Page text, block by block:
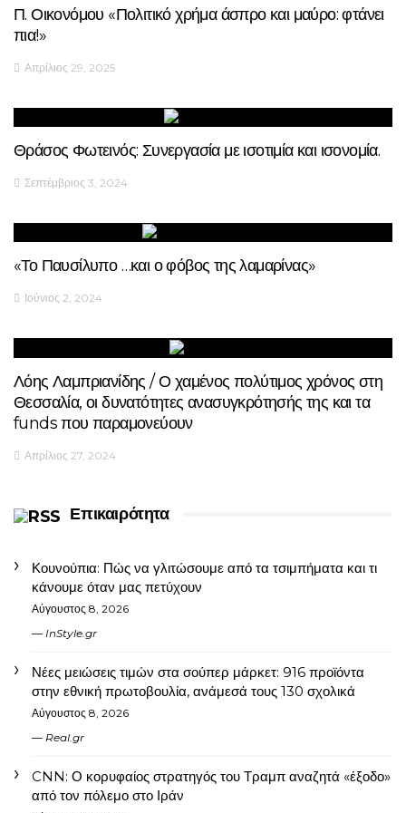
Π. Οικονόμου «Πολιτικό χρήμα άσπρο και μαύρο: φτάνει
πια!»
Απρίλιος 29, 2025
Θράσος Φωτεινός: Συνεργασία με ισοτιμία και ισονομία.
Σεπτέμβριος 3, 2024
«Το Παυσίλυπο …και ο φόβος της λαμαρίνας»
Ιούνιος 2, 2024
Λόης Λαμπριανίδης / Ο χαμένος πολύτιμος χρόνος στη
Θεσσαλία, οι δυνατότητες ανασυγκρότησής της και τα
funds που παραμονεύουν
Απρίλιος 27, 2024
Επικαιρότητα
Κουνούπια: Πώς να γλιτώσουμε από τα τσιμπήματα και τι
κάνουμε όταν μας πετύχουν
Αύγουστος 8, 2026
InStyle.gr
Νέες μειώσεις τιμών στα σούπερ μάρκετ: 916 προϊόντα
στην εθνική πρωτοβουλία, ανάμεσά τους 130 σχολικά
Αύγουστος 8, 2026
Real.gr
CNN: Ο κορυφαίος στρατηγός του Τραμπ αναζητά «έξοδο»
από τον πόλεμο στο Ιράν